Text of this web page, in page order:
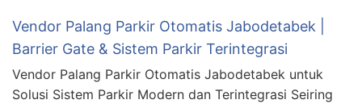
Vendor Palang Parkir Otomatis Jabodetabek |
Barrier Gate & Sistem Parkir Terintegrasi
Vendor Palang Parkir Otomatis Jabodetabek untuk
Solusi Sistem Parkir Modern dan Terintegrasi Seiring